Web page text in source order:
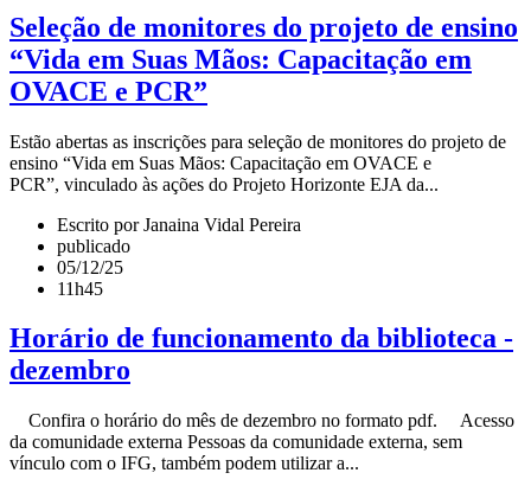
Seleção de monitores do projeto de ensino
“Vida em Suas Mãos: Capacitação em
OVACE e PCR”
Estão abertas as inscrições para seleção de monitores do projeto de
ensino “Vida em Suas Mãos: Capacitação em OVACE e
PCR”, vinculado às ações do Projeto Horizonte EJA da...
Escrito por Janaina Vidal Pereira
publicado
05/12/25
11h45
Horário de funcionamento da biblioteca -
dezembro
Confira o horário do mês de dezembro no formato pdf. Acesso
da comunidade externa Pessoas da comunidade externa, sem
vínculo com o IFG, também podem utilizar a...